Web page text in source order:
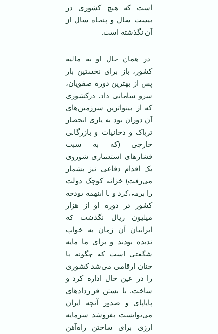
است که هیچ کشوری در
بیست سال و پنجاه سال از
آن نگذشته است.
در‌‌ همان حال او به مالیه
کشور، باز برای نخستین بار
پس از بهترین دوره صفویان،
سرو سامانی داد. درکشوری
که از بینوا‌ترین سرزمین‌های
آن دوران بود به یاری انحصار
تریاک و دخانیات و بازرگانی
خارجی (که به سبب
فشارهای استعماری شوروی
یک اقدام دفاعی نیز بشمار
می‌رفت) خزانه کوچک دولت
را پرمی‌کرد و با اینهمه بودجه
کشور در دوره او از هزار
میلیون ریال نگذشت که
ایرانیان آن زمان به خواب
ندیده بودند و برای ما مایه
شگفتی است که چگونه با
چنان ارقامی می‌شد کشوری
را در عین حال اداره کرد و
ساخت. با بستن قراردادهای
پایاپای و صدور آنچه ایران
می‌توانست بفروشد سرمایه
ارزی برای ساختن راه‌آهن